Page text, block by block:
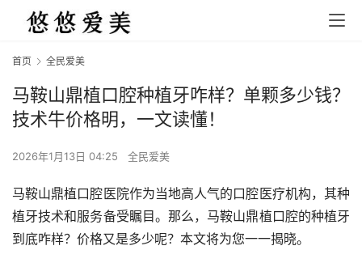
首页 全民爱美
马鞍山鼎植口腔种植牙咋样？单颗多少钱？
技术牛价格明，一文读懂！
2026年1月13日 04:25 全民爱美
马鞍山鼎植口腔医院作为当地高人气的口腔医疗机构，其种
植牙技术和服务备受瞩目。那么，马鞍山鼎植口腔的种植牙
到底咋样？价格又是多少呢？本文将为您一一揭晓。